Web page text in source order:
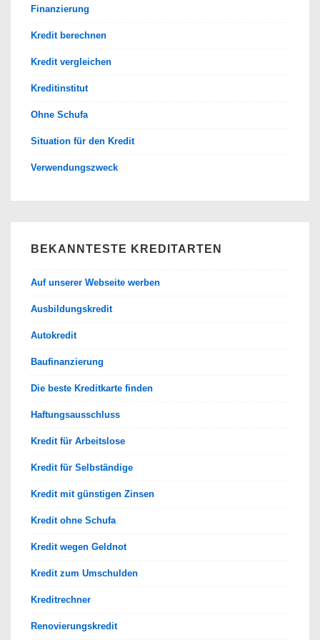
Finanzierung
Kredit berechnen
Kredit vergleichen
Kreditinstitut
Ohne Schufa
Situation für den Kredit
Verwendungszweck
BEKANNTESTE KREDITARTEN
Auf unserer Webseite werben
Ausbildungskredit
Autokredit
Baufinanzierung
Die beste Kreditkarte finden
Haftungsausschluss
Kredit für Arbeitslose
Kredit für Selbständige
Kredit mit günstigen Zinsen
Kredit ohne Schufa
Kredit wegen Geldnot
Kredit zum Umschulden
Kreditrechner
Renovierungskredit